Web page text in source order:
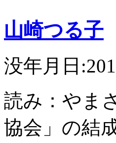
山崎つる子
没年月日
読み：やま
協会」の結